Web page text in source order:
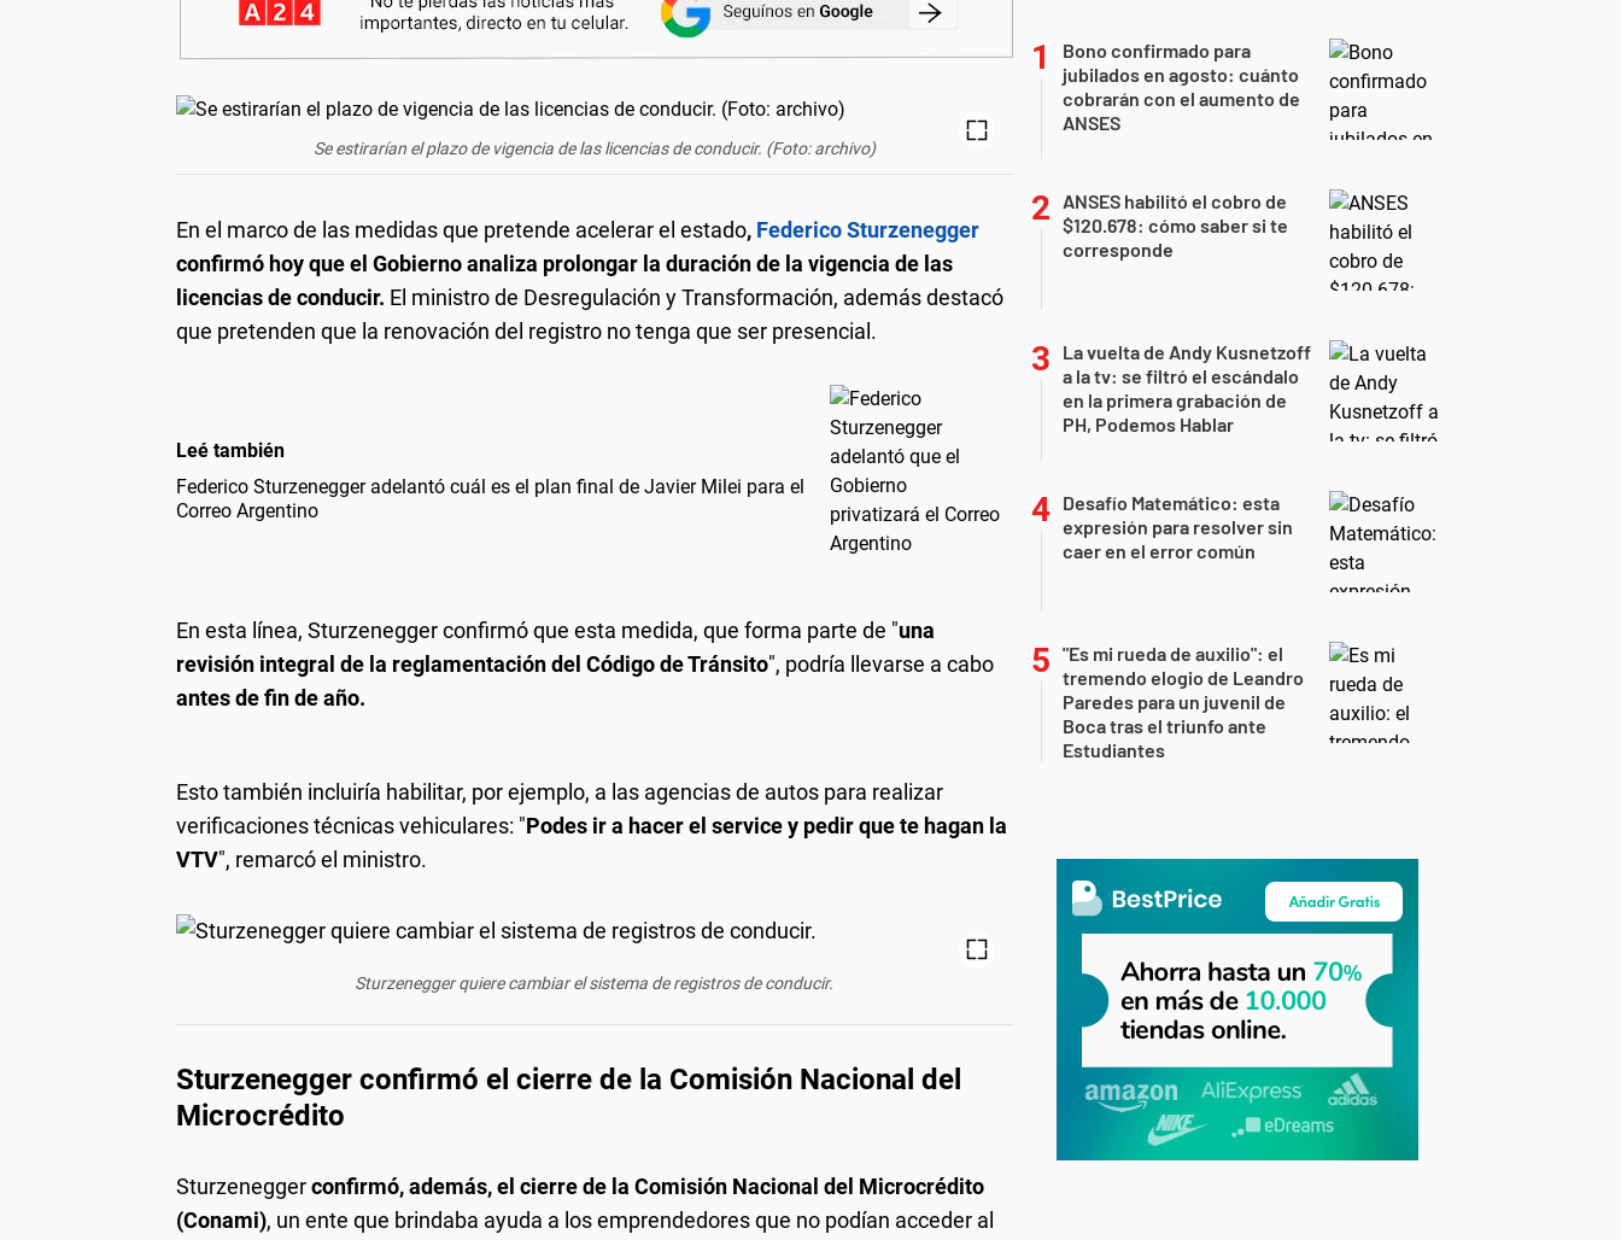
Se estirarían el plazo de vigencia de las licencias de conducir. (Foto: archivo)
En el marco de las medidas que pretende acelerar el estado, Federico Sturzenegger
confirmó hoy que el Gobierno analiza prolongar la duración de la vigencia de las
licencias de conducir. El ministro de Desregulación y Transformación, además destacó
que pretenden que la renovación del registro no tenga que ser presencial.
Leé también
Federico Sturzenegger adelantó cuál es el plan final de Javier Milei para el
Correo Argentino
En esta línea, Sturzenegger confirmó que esta medida, que forma parte de "una
revisión integral de la reglamentación del Código de Tránsito", podría llevarse a cabo
antes de fin de año.
Esto también incluiría habilitar, por ejemplo, a las agencias de autos para realizar
verificaciones técnicas vehiculares: "Podes ir a hacer el service y pedir que te hagan la
VTV", remarcó el ministro.
Sturzenegger quiere cambiar el sistema de registros de conducir.
Sturzenegger confirmó el cierre de la Comisión Nacional del
Microcrédito
Sturzeneggerconfirmó, además, el cierre de la Comisión Nacional del Microcrédito
(Conami), un ente que brindaba ayuda a los emprendedores que no podían acceder al
Bono confirmado para
jubilados en agosto: cuánto
cobrarán con el aumento de
ANSES
ANSES habilitó el cobro de
$120.678: cómo saber si te
corresponde
La vuelta de Andy Kusnetzoff
a la tv: se filtró el escándalo
en la primera grabación de
PH, Podemos Hablar
Desafío Matemático: esta
expresión para resolver sin
caer en el error común
"Es mi rueda de auxilio": el
tremendo elogio de Leandro
Paredes para un juvenil de
Boca tras el triunfo ante
Estudiantes